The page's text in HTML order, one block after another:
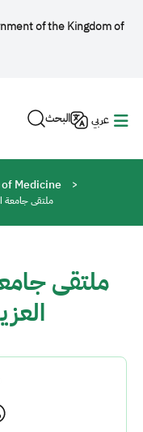
of the Kingdom of
البحث عربي
Medicine
ملتقى جامعة
ملتقى